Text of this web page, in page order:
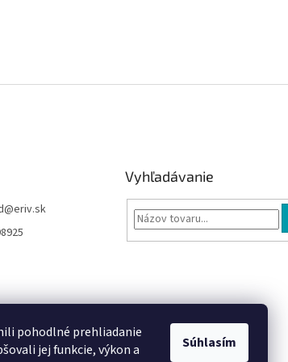
pohodlné prehliadanie
jej funkcie, výkon a
Súhlasím
@eriv.sk
Vyhľadávanie